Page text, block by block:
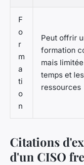
F
o
r
m
a
ti
o
n
Peut offrir
formation
mais
temps et les
ressources
Citations
d'un CISO